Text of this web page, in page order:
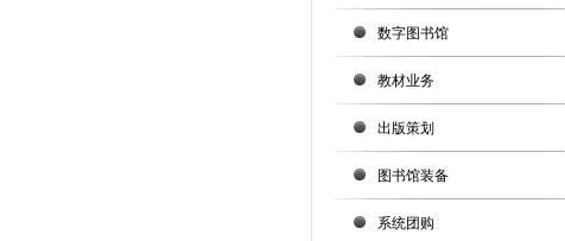
数字图书馆
教材业务
出版策划
图书馆装备
系统团购